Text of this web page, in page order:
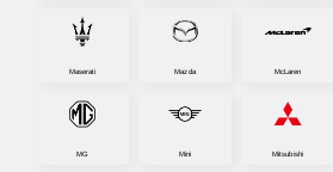
Maserati Mazda McLaren
MG Mini Mitsubishi